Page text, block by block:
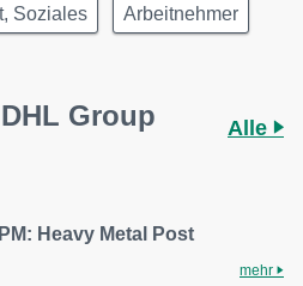
Soziales Arbeitnehmer
Group Alle
PM: Heavy Metal Post
mehr